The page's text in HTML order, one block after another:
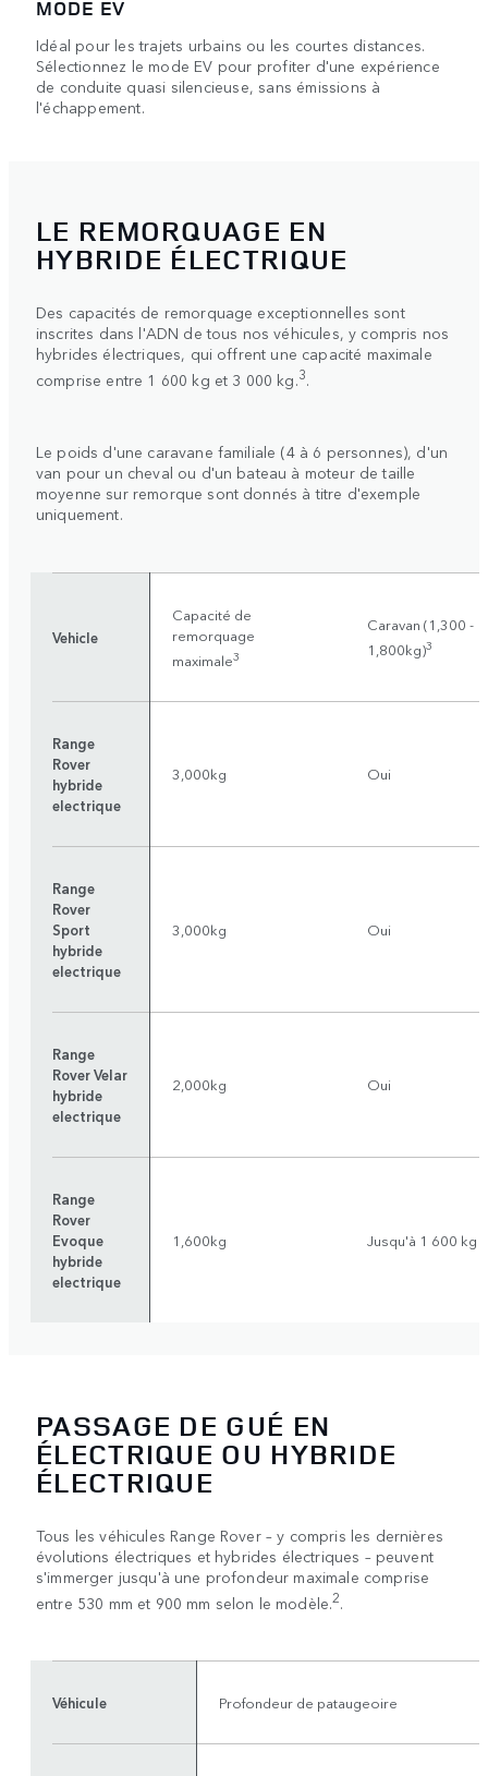
MODE EV
Idéal pour les trajets urbains ou les courtes distances.
Sélectionnez le mode EV pour profiter d'une expérience
de conduite quasi silencieuse, sans émissions à
l'échappement.
LE REMORQUAGE EN
HYBRIDE ÉLECTRIQUE
Des capacités de remorquage exceptionnelles sont
inscrites dans l'ADN de tous nos véhicules, y compris nos
hybrides électriques, qui offrent une capacité maximale
comprise entre 1 600 kg et 3 000 kg.3.
Le poids d'une caravane familiale (4 à 6 personnes), d'un
van pour un cheval ou d'un bateau à moteur de taille
moyenne sur remorque sont donnés à titre d'exemple
uniquement.
Vehicle
Capacité de
remorquage
maximale3
Caravan (1,300 -
1,800kg)3
Range
Rover
hybride
electrique
3,000kg Oui
Range
Rover
Sport
hybride
electrique
3,000kg Oui
Range
Rover Velar
hybride
electrique
2,000kg Oui
Range
Rover
Evoque
hybride
electrique
1,600kg Jusqu'à 1 600 kg
PASSAGE DE GUÉ EN
ÉLECTRIQUE OU HYBRIDE
ÉLECTRIQUE
Tous les véhicules Range Rover – y compris les dernières
évolutions électriques et hybrides électriques – peuvent
s'immerger jusqu'à une profondeur maximale comprise
entre 530 mm et 900 mm selon le modèle.2.
Véhicule Profondeur de pataugeoire